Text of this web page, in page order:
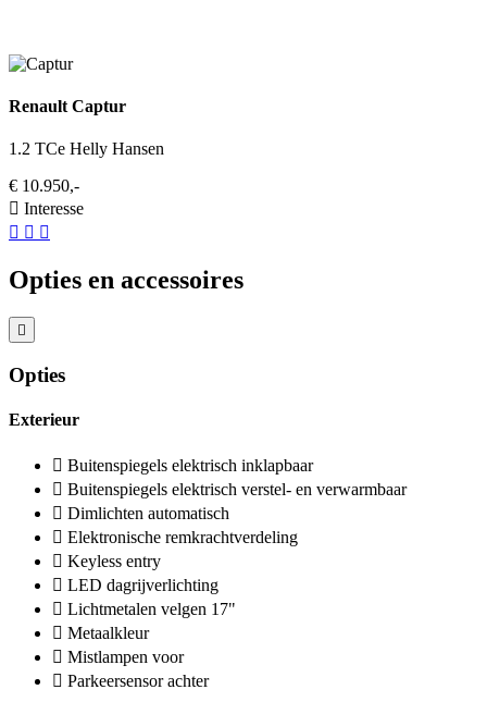
Renault Captur
1.2 TCe Helly Hansen
€ 10.950,-
Interesse
Opties en accessoires
Opties
Exterieur
Buitenspiegels elektrisch inklapbaar
Buitenspiegels elektrisch verstel- en verwarmbaar
Dimlichten automatisch
Elektronische remkrachtverdeling
Keyless entry
LED dagrijverlichting
Lichtmetalen velgen 17"
Metaalkleur
Mistlampen voor
Parkeersensor achter